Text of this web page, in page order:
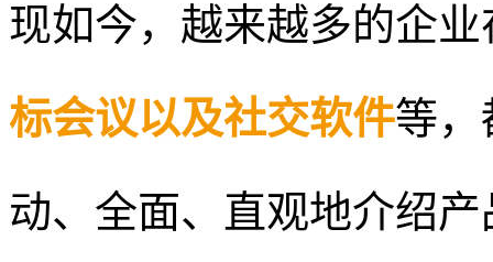
现如今，越来越多的企业
标会议以及社交软件等，
动、全面、直观地介绍产